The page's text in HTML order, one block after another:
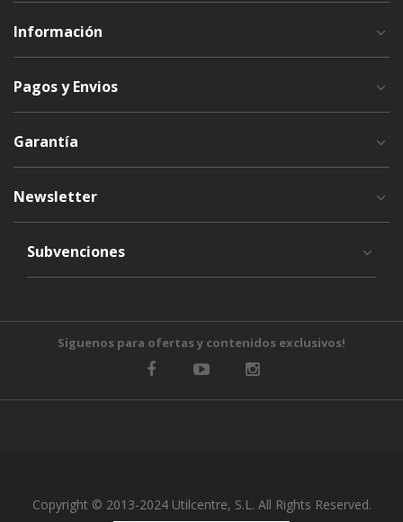
Información
Pagos y Envios
Garantía
Newsletter
Subvenciones
Siguenos para ofertas y contenidos exclusivos!
Copyright © 2013-2024 Utilcentre, S.L. All Rights Reserved.